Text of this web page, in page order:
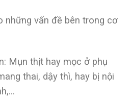
những vấn đề bên trong cơ
Mụn thịt hay mọc ở phụ
thai, dậy thì, hay bị nội